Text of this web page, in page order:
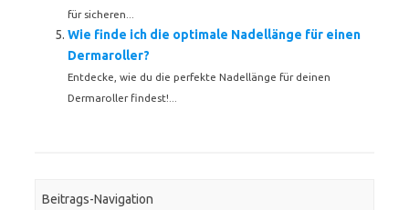
für sicheren...
Wie finde ich die optimale Nadellänge für einen
Dermaroller?
Entdecke, wie du die perfekte Nadellänge für deinen
Dermaroller findest!...
Beitrags-Navigation